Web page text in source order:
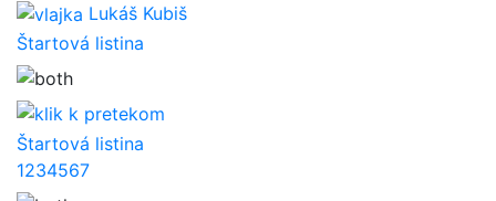
Lukáš Kubiš
Štartová listina
Štartová listina
1234567